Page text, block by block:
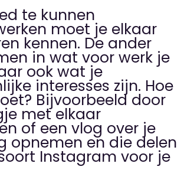
te kunnen
moet je elkaar
kennen. De ander
in wat voor werk je
ook wat je
interesses zijn. Hoe
Bijvoorbeeld door
met elkaar
of een vlog over je
opnemen en die delen
Instagram voor je